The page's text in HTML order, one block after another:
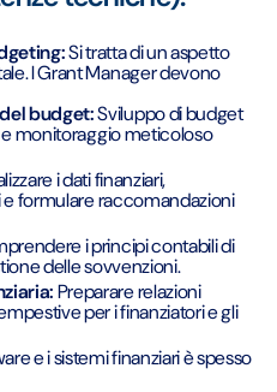
Si tratta di un aspetto
I Grant Manager devono
budget:Sviluppo di budget
monitoraggio meticoloso
i dati finanziari,
e formulare raccomandazioni
i principi contabili di
delle sovvenzioni.
Preparare relazioni
per i finanziatori e gli
e i sistemi finanziari è spesso